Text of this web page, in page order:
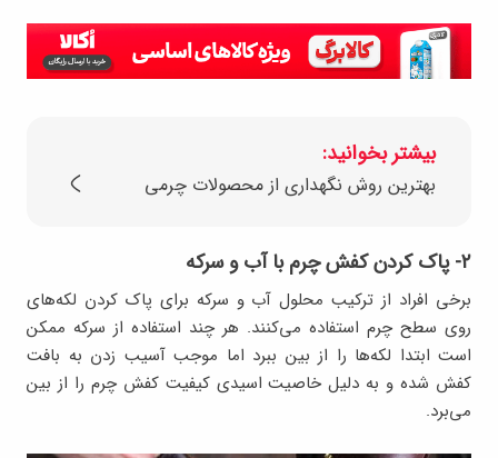
بیشتر بخوانید:
بهترین روش نگهداری از محصولات چرمی
۲- پاک کردن کفش چرم با آب و سرکه
برخی افراد از ترکیب محلول آب و سرکه برای پاک کردن لکه‌های
روی سطح چرم استفاده می‌کنند. هر چند استفاده از سرکه ممکن
است ابتدا لکه‌ها را از بین ببرد اما موجب آسیب زدن به بافت
کفش شده و به دلیل خاصیت اسیدی کیفیت کفش چرم را از بین
می‌برد.